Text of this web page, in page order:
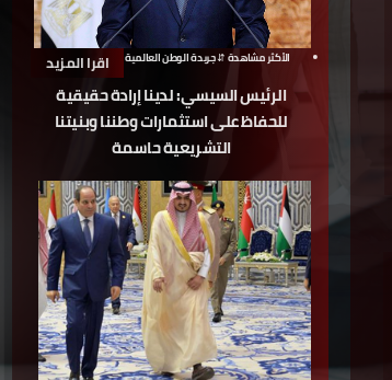
اقرا المزيد الأكثر مشاهدة ⇵ جريدة الوطن العالمية
الرئيس السيسي: لدينا إرادة حقيقية
للحفاظ على استثمارات وطننا وبنيتنا
التشريعية حاسمة